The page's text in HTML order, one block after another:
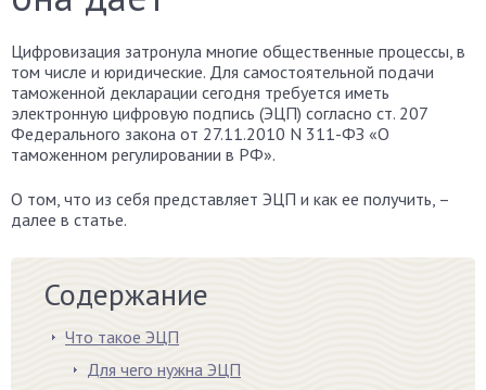
Цифровизация затронула многие общественные процессы, в
том числе и юридические. Для самостоятельной подачи
таможенной декларации сегодня требуется иметь
электронную цифровую подпись (ЭЦП) согласно ст. 207
Федерального закона от 27.11.2010 N 311-ФЗ «О
таможенном регулировании в РФ».
О том, что из себя представляет ЭЦП и как ее получить, –
далее в статье.
Содержание
Что такое ЭЦП
Для чего нужна ЭЦП